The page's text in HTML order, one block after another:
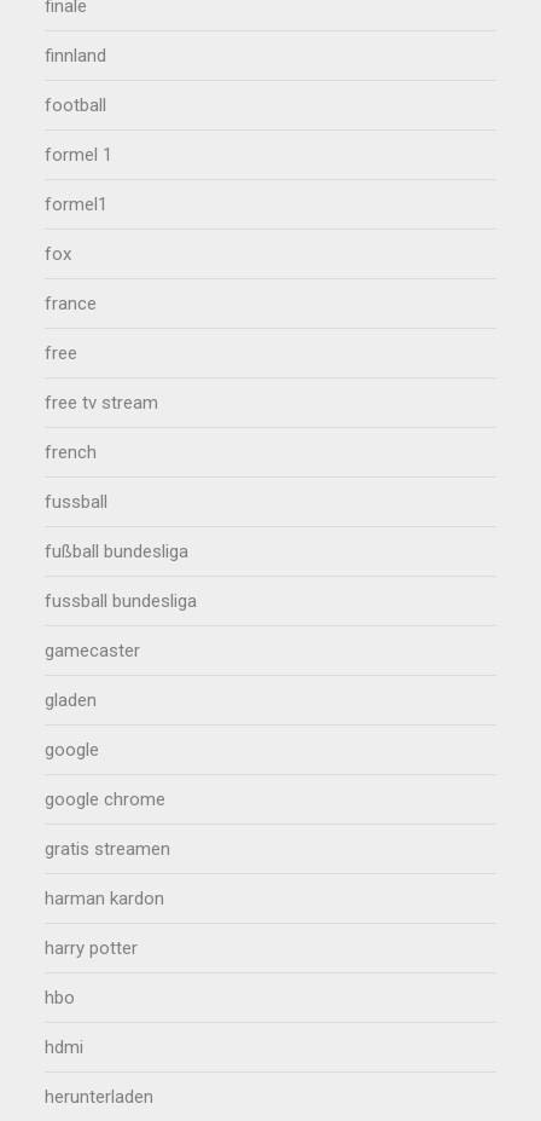
finale
finnland
football
formel 1
formel1
fox
france
free
free tv stream
french
fussball
fußball bundesliga
fussball bundesliga
gamecaster
gladen
google
google chrome
gratis streamen
harman kardon
harry potter
hbo
hdmi
herunterladen